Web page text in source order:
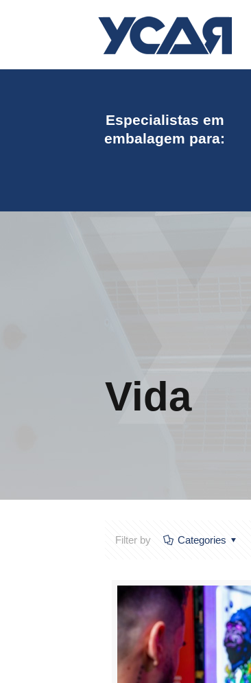
Especialistas em
embalagem para:
Vida
Filter by Categories